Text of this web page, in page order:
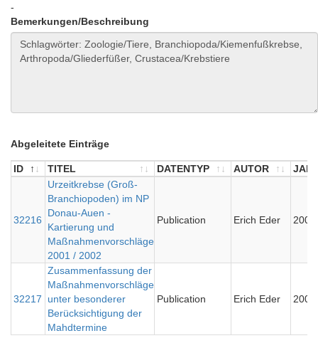
-
Bemerkungen/Beschreibung
Abgeleitete Einträge
ID TITEL DATENTYP AUTOR
TITEL
32216
Urzeitkrebse (Groß-
Branchiopoden) im NP
Donau-Auen -
Kartierung und
Maßnahmenvorschläge
2001 / 2002
Publication Erich Eder 2001
32217
Zusammenfassung der
Maßnahmenvorschläge
unter besonderer
Berücksichtigung der
Mahdtermine
Publication Erich Eder 2001